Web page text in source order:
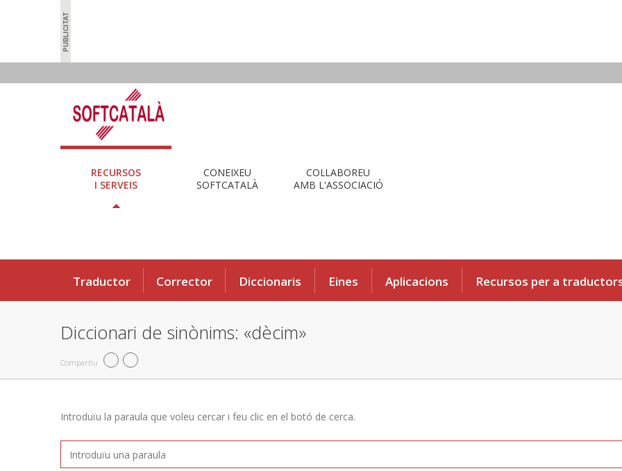
RECURSOS
I SERVEIS
CONEIXEU
SOFTCATALÀ
COL·LABOREU
AMB L'ASSOCIACIÓ
Traductor Corrector Diccionaris Eines Aplicacions Recursos per a
Diccionari de sinònims: «dècim»
Compartiu
Introduïu la paraula que voleu cercar i feu clic en el botó de cerca.